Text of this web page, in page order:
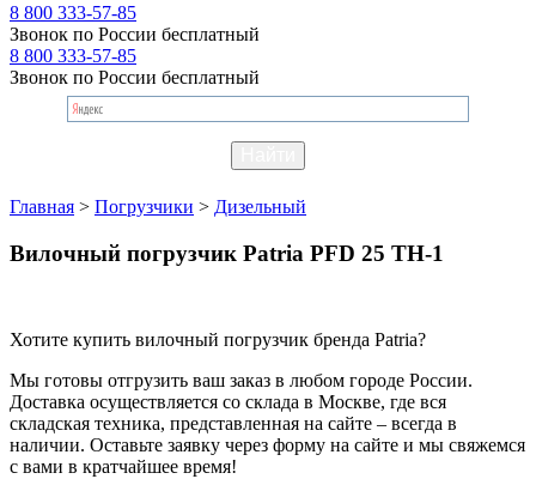
8 800 333-57-85
Звонок по России бесплатный
8 800 333-57-85
Звонок по России бесплатный
Главная > Погрузчики > Дизельный
Вилочный погрузчик Patria PFD 25 TH-1
Хотите купить вилочный погрузчик бренда Patria?
Мы готовы отгрузить ваш заказ в любом городе России.
Доставка осуществляется со склада в Москве, где вся
складская техника, представленная на сайте – всегда в
наличии. Оставьте заявку через форму на сайте и мы свяжемся
с вами в кратчайшее время!